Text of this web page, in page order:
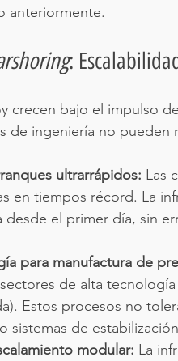
anteriormente.
:
crecen bajo el impulso
de ingeniería no pueden
ultrarrápidos: Las
en tiempos récord. La
desde el primer día, sin
para manufactura de
de alta
Estos procesos no
sistemas de
modular: La